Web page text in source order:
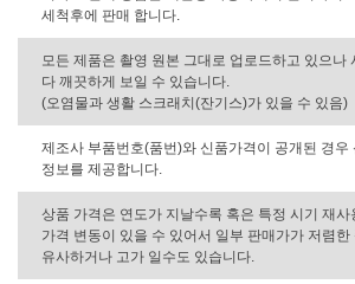
세척후에 판매 합니다.
모든 제품은 촬영 원본 그대로 업로드하고 있으나
다 깨끗하게 보일 수 있습니다.
(오염물과 생활 스크래치(잔기스)가 있을 수 있음)
제조사 부품번호(품번)와 신품가격이 공개된 경우
정보를 제공합니다.
상품 가격은 연도가 지날수록 혹은 특정 시기 재
가격 변동이 있을 수 있어서 일부 판매가가 저렴
유사하거나 고가 일수도 있습니다.